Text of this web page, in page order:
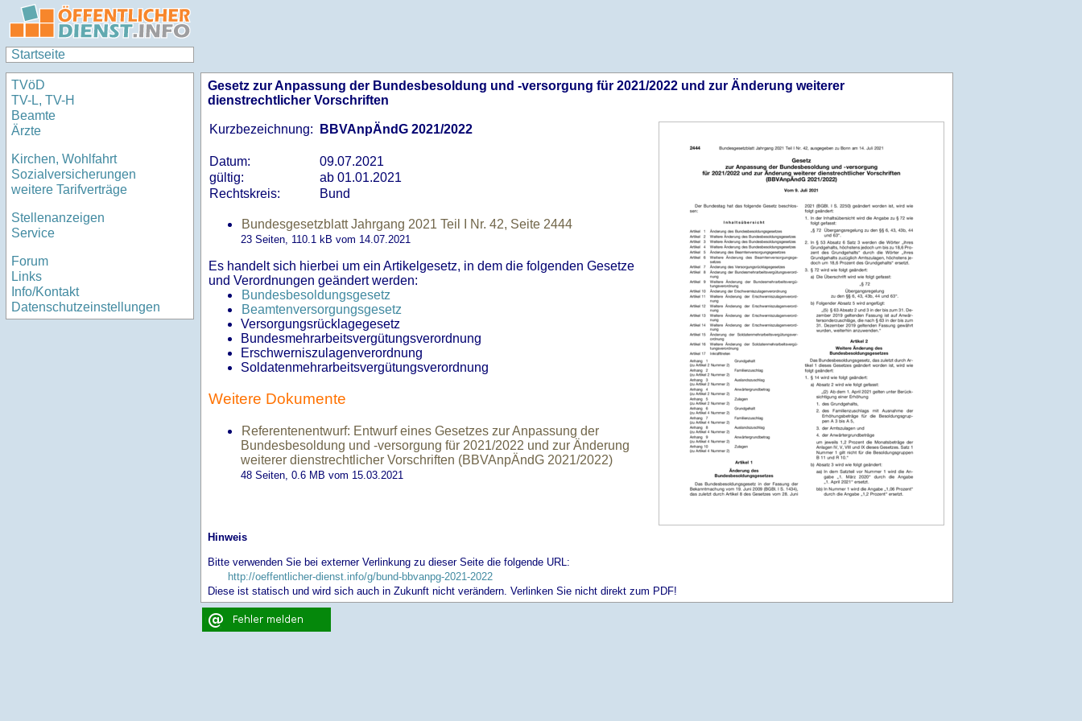
Startseite
TVöD
TV-L, TV-H
Beamte
Ärzte
Kirchen, Wohlfahrt
Sozialversicherungen
weitere Tarifverträge
Stellenanzeigen
Service
Forum
Links
Info/Kontakt
Datenschutzeinstellungen
Gesetz zur Anpassung der Bundesbesoldung und -versorgung für 2021/2022 und zur Änderung weiterer
dienstrechtlicher Vorschriften
Kurzbezeichnung: BBVAnpÄndG 2021/2022
Datum:
09.07.2021
gültig:
ab 01.01.2021
Rechtskreis:
Bund
Bundesgesetzblatt Jahrgang 2021 Teil I Nr. 42, Seite 2444
23 Seiten, 110.1 kB vom 14.07.2021
Es handelt sich hierbei um ein Artikelgesetz, in dem die folgenden Gesetze
und Verordnungen geändert werden:
Bundesbesoldungsgesetz
Beamtenversorgungsgesetz
Versorgungsrücklagegesetz
Bundesmehrarbeitsvergütungsverordnung
Erschwerniszulagenverordnung
Soldatenmehrarbeitsvergütungsverordnung
Weitere Dokumente
Referentenentwurf: Entwurf eines Gesetzes zur Anpassung der
Bundesbesoldung und -versorgung für 2021/2022 und zur Änderung
weiterer dienstrechtlicher Vorschriften (BBVAnpÄndG 2021/2022)
48 Seiten, 0.6 MB vom 15.03.2021
Hinweis
Bitte verwenden Sie bei externer Verlinkung zu dieser Seite die folgende URL:
http://oeffentlicher-dienst.info/g/bund-bbvanpg-2021-2022
Diese ist statisch und wird sich auch in Zukunft nicht verändern. Verlinken Sie nicht direkt zum PDF!